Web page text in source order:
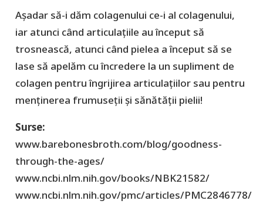
Așadar să-i dăm colagenului ce-i al colagenului,
iar atunci când articulațiile au început să
trosnească, atunci când pielea a început să se
lase să apelăm cu încredere la un supliment de
colagen pentru îngrijirea articulațiilor sau pentru
menținerea frumuseții și sănătății pielii!
Surse:
www.barebonesbroth.com/blog/goodness-
through-the-ages/
www.ncbi.nlm.nih.gov/books/NBK21582/
www.ncbi.nlm.nih.gov/pmc/articles/PMC2846778/